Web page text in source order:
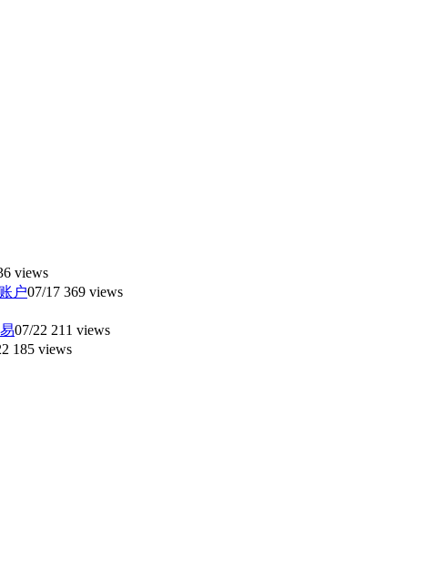
views
户07/17 369 views
07/22 211 views
185 views